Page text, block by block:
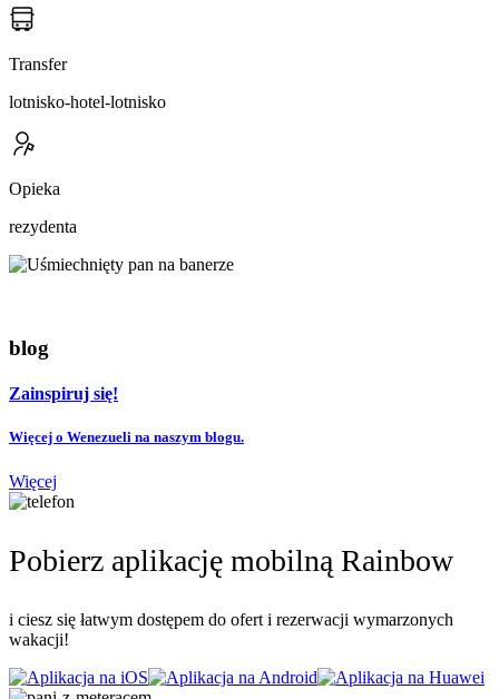
Transfer
lotnisko-hotel-lotnisko
Opieka
rezydenta
blog
Zainspiruj się!
Więcej o Wenezueli na naszym blogu.
Więcej
Pobierz aplikację mobilną Rainbow
i ciesz się łatwym dostępem do ofert i rezerwacji wymarzonych
wakacji!